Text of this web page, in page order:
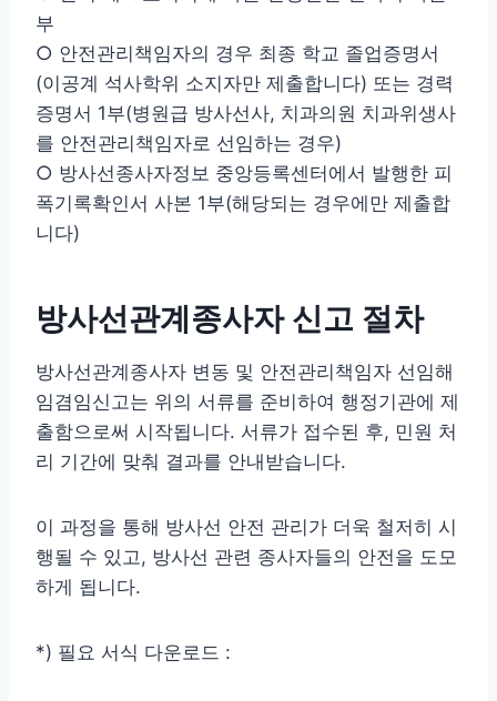
부
○ 안전관리책임자의 경우 최종 학교 졸업증명서
(이공계 석사학위 소지자만 제출합니다) 또는 경력
증명서 1부(병원급 방사선사, 치과의원 치과위생사
를 안전관리책임자로 선임하는 경우)
○ 방사선종사자정보 중앙등록센터에서 발행한 피
폭기록확인서 사본 1부(해당되는 경우에만 제출합
니다)
방사선관계종사자 신고 절차
방사선관계종사자 변동 및 안전관리책임자 선임해
임겸임신고는 위의 서류를 준비하여 행정기관에 제
출함으로써 시작됩니다. 서류가 접수된 후, 민원 처
리 기간에 맞춰 결과를 안내받습니다.
이 과정을 통해 방사선 안전 관리가 더욱 철저히 시
행될 수 있고, 방사선 관련 종사자들의 안전을 도모
하게 됩니다.
*) 필요 서식 다운로드 :